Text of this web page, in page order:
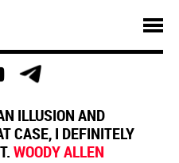
ILLUSION AND
CASE, I DEFINITELY
WOODY ALLEN